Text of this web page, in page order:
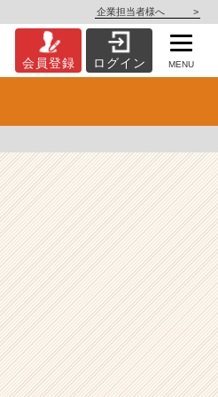
企業担当者様へ >
会員登録 ログイン MENU